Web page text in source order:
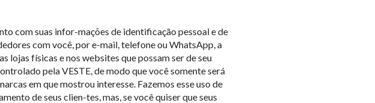
com suas infor-mações de identificação pessoal e de
com você, por e-mail, telefone ou WhatsApp, a
lojas físicas e nos websites que possam ser de seu
pela VESTE, de modo que você somente será
em que mostrou interesse. Fazemos esse uso de
de seus clien-tes, mas, se você quiser que seus